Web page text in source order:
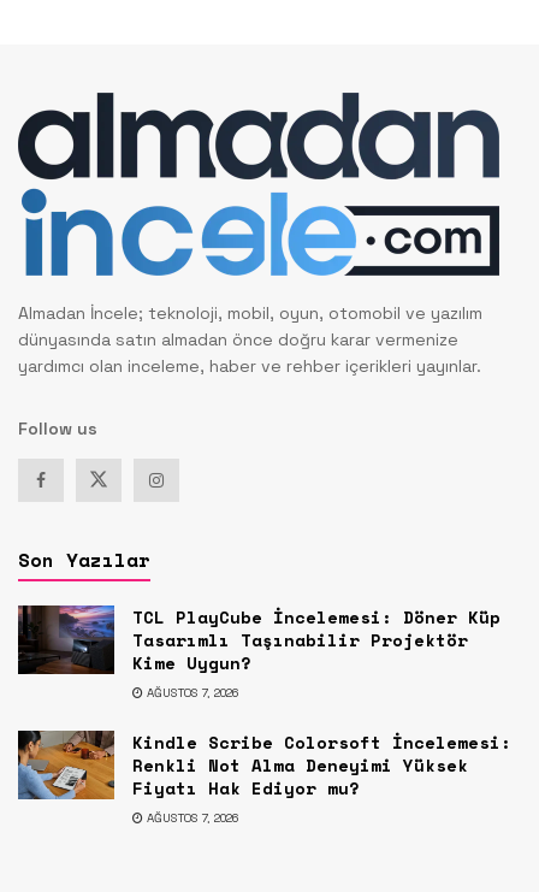
Almadan İncele; teknoloji, mobil, oyun, otomobil ve yazılım
dünyasında satın almadan önce doğru karar vermenize
yardımcı olan inceleme, haber ve rehber içerikleri yayınlar.
Follow us
Son Yazılar
TCL PlayCube İncelemesi: Döner Küp
Tasarımlı Taşınabilir Projektör
Kime Uygun?
AĞUSTOS 7, 2026
Kindle Scribe Colorsoft İncelemesi:
Renkli Not Alma Deneyimi Yüksek
Fiyatı Hak Ediyor mu?
AĞUSTOS 7, 2026